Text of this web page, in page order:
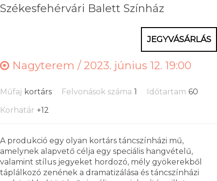
Székesfehérvári Balett Színház
JEGYVÁSÁRLÁS
Nagyterem /2023. június 12. 19:00
Műfaj kortárs Felvonások száma 1 Időtartam 60
Korhatár +12
A produkció egy olyan kortárs táncszínházi mű,
amelynek alapvető célja egy speciális hangvételű,
valamint stílus jegyeket hordozó, mély gyökerekből
táplálkozó zenének a dramatizálása és táncszínházi